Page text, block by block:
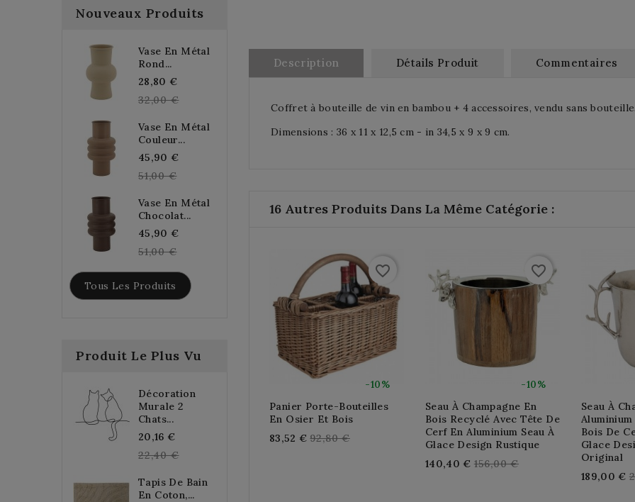
Nouveaux Produits
Vase En Métal
Rond...
28,80 €
price
32,00 €
Vase En Métal
Couleur...
45,90 €
51,00 €
Vase En Métal
Chocolat...
45,90 €
51,00 €
Tous Les Produits
Produit Le Plus Vu
Décoration
Murale 2
Chats...
20,16 €
price
22,40 €
Tapis De Bain
En Coton,...
Description Détails Produit Commentaires
Coffret à bouteille de vin en bambou + 4 accessoires, vendu sans bouteille.
Dimensions : 36 x 11 x 12,5 cm - in 34,5 x 9 x 9 cm.
16 Autres Produits Dans La Même Catégorie :
-10%
favorite_border
Panier Porte-Bouteilles
En Osier Et Bois
83,52 € Regular
92,80 €
-10%
favorite_border
Seau À Champagne En
Bois Recyclé Avec Tête De
Cerf En Aluminium Seau À
Glace Design Rustique
140,40 € Regular
156,00 €
Seau À
Aluminium
Bois De
Glace
Original
189,00 €